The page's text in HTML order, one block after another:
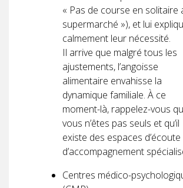
« Pas de course en solitaire
supermarché »), et lui
calmement leur nécessité.
Il arrive que malgré tous les
ajustements, l’angoisse
alimentaire envahisse la
dynamique familiale. À ce
moment-là, rappelez-vous
vous n’êtes pas seuls et qu’il
existe des espaces
d’accompagnement
Centres médico-